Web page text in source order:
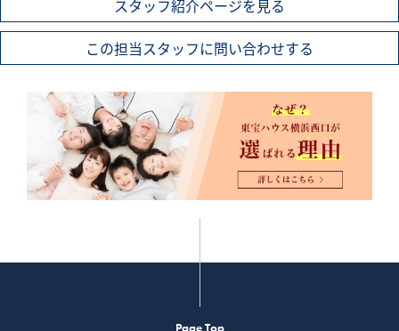
スタッフ紹介ページを見る
この担当スタッフに問い合わせする
Page Top